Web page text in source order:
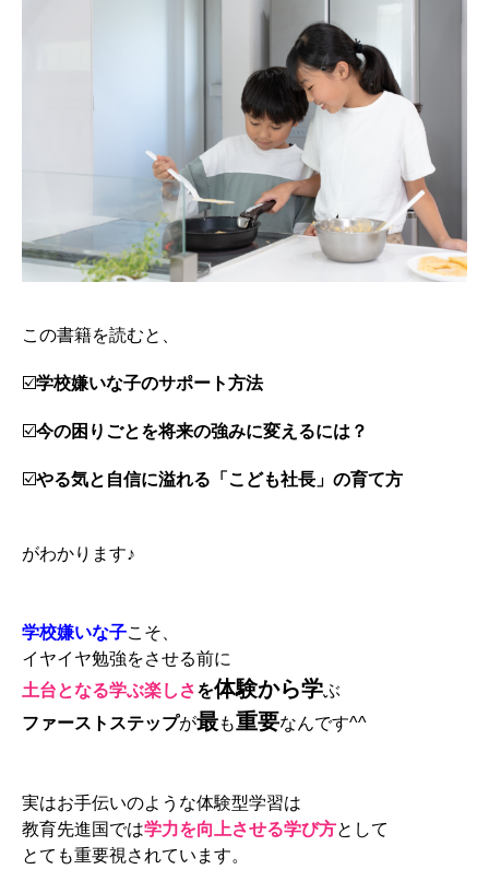
この書籍を読むと、
☑️学校嫌いな子のサポート方法
☑️今の困りごとを将来の強みに変えるには？
☑️やる気と自信に溢れる「こども社長」の育て方
がわかります♪
学校嫌いな子こそ、
イヤイヤ勉強をさせる前に
土台となる学ぶ楽しさを体験から学ぶ
ファーストステップが最も重要なんです^^
実はお手伝いのような体験型学習は
教育先進国では学力を向上させる学び方として
とても重要視されています。